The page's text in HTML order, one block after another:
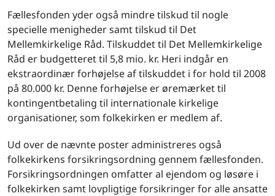
Fællesfonden yder også mindre tilskud til nogle
specielle menigheder samt tilskud til Det
Mellemkirkelige Råd. Tilskuddet til Det Mellemkirkelige
Råd er budgetteret til 5,8 mio. kr. Heri indgår en
ekstraordinær forhøjelse af tilskuddet i for hold til 2008
på 80.000 kr. Denne forhøjelse er øremærket til
kontingentbetaling til internationale kirkelige
organisationer, som folkekirken er medlem af.
Ud over de nævnte poster administreres også
folkekirkens forsikringsordning gennem fællesfonden.
Forsikringsordningen omfatter al ejendom og løsøre i
folkekirken samt lovpligtige forsikringer for alle ansatte